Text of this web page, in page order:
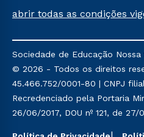
na prova on-line ou
semestre de 2023, que
e/ou não tenham
matrícula em uma das
Sul Educacional, no
condições não se aplicam
abrir todas as condições
Sociedade de Educação
© 2026 - Todos os direitos
45.466.752/0001-80 | CNPJ
Recredenciado pela Portaria
26/06/2017, DOU nº 121, de